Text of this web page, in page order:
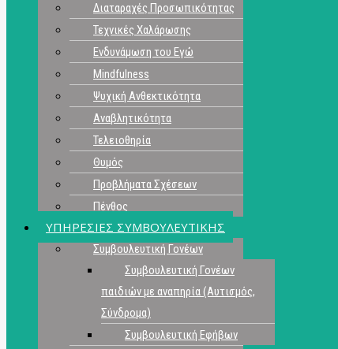
Διαταραχές Προσωπικότητας
Τεχνικές Χαλάρωσης
Ενδυνάμωση του Εγώ
Mindfulness
Ψυχική Ανθεκτικότητα
Αναβλητικότητα
Τελειοθηρία
Θυμός
Προβλήματα Σχέσεων
Πένθος
ΥΠΗΡΕΣΙΕΣ ΣΥΜΒΟΥΛΕΥΤΙΚΗΣ
Συμβουλευτική Γονέων
Συμβουλευτική Γονέων
παιδιών με αναπηρία (Αυτισμός,
Σύνδρομα)
Συμβουλευτική Εφήβων